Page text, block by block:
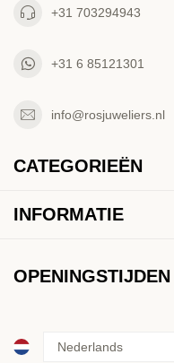
+31 703294943
+31 6 85121301
info@rosjuweliers.nl
CATEGORIEËN
INFORMATIE
OPENINGSTIJDEN